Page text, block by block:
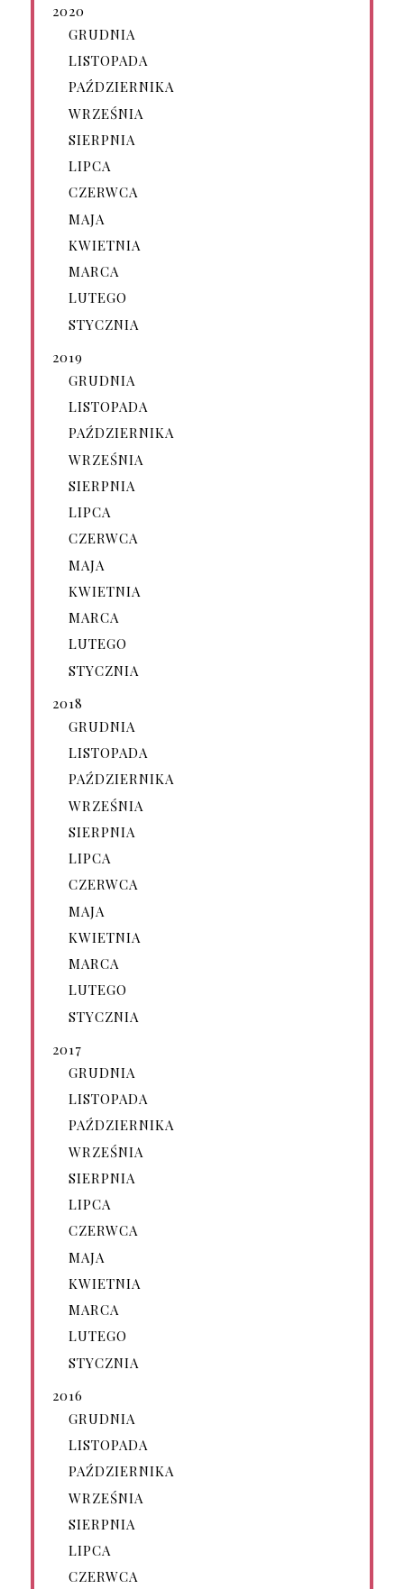
2020
GRUDNIA
LISTOPADA
PAŹDZIERNIKA
WRZEŚNIA
SIERPNIA
LIPCA
CZERWCA
MAJA
KWIETNIA
MARCA
LUTEGO
STYCZNIA
2019
GRUDNIA
LISTOPADA
PAŹDZIERNIKA
WRZEŚNIA
SIERPNIA
LIPCA
CZERWCA
MAJA
KWIETNIA
MARCA
LUTEGO
STYCZNIA
2018
GRUDNIA
LISTOPADA
PAŹDZIERNIKA
WRZEŚNIA
SIERPNIA
LIPCA
CZERWCA
MAJA
KWIETNIA
MARCA
LUTEGO
STYCZNIA
2017
GRUDNIA
LISTOPADA
PAŹDZIERNIKA
WRZEŚNIA
SIERPNIA
LIPCA
CZERWCA
MAJA
KWIETNIA
MARCA
LUTEGO
STYCZNIA
2016
GRUDNIA
LISTOPADA
PAŹDZIERNIKA
WRZEŚNIA
SIERPNIA
LIPCA
CZERWCA